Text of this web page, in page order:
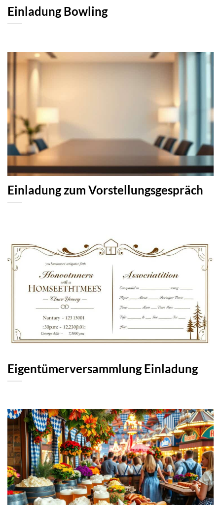
Einladung Bowling
Einladung zum Vorstellungsgespräch
Eigentümerversammlung Einladung